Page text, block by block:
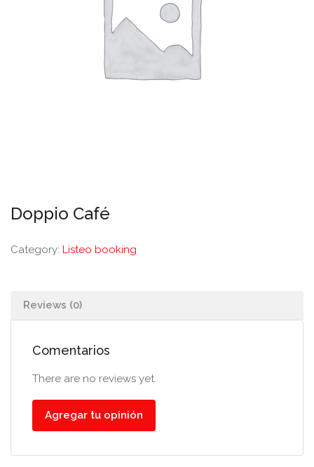
Doppio Café
Category: Listeo booking
Reviews (0)
Comentarios
There are no reviews yet.
Agregar tu opinión